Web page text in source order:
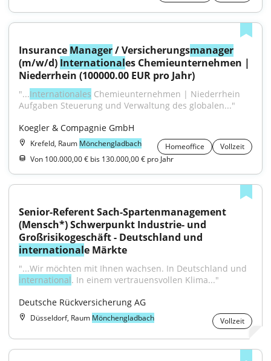
Insurance Manager / Versicherungsmanager
(m/w/d) Internationales Chemieunternehmen |
Niederrhein (100000.00 EUR pro Jahr)
"...Internationales Chemieunternehmen | Niederrhein
Aufgaben Steuerung und Verwaltung des globalen..."
Koegler & Compagnie GmbH
Krefeld, Raum Mönchengladbach Homeoffice
Vollzeit
Von 100.000,00 € bis 130.000,00 € pro Jahr
Senior-Referent Sach-Spartenmanagement
(Mensch*) Schwerpunkt Industrie- und
internationale Märkte
international. In einem vertrauensvollen Klima..."
Deutsche Rückversicherung AG
Düsseldorf, Raum Mönchengladbach Vollzeit